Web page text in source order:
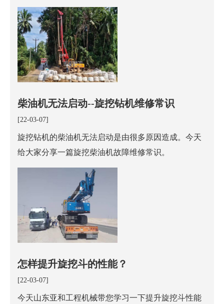
功率不足有很多方面原因，我们只有分析其故障原
因，才能根据原因一个个排查找出问题所在并解决问
题。
柴油机无法启动--旋挖钻机维修常识
[22-03-07]
旋挖钻机的柴油机无法启动是由很多原因造成。今天
给大家分享一篇旋挖柴油机故障维修常识。
怎样提升旋挖斗的性能？
[22-03-07]
今天山东亚和工程机械带您学习一下提升旋挖斗性能